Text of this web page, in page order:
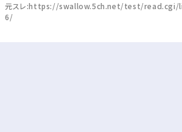
元スレ:https://swallow.5ch.net/test/read.cgi/
6/